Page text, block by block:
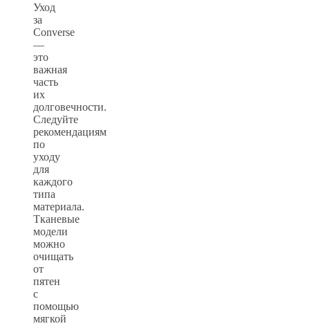
Уход
за
Converse
—
это
важная
часть
их
долговечности.
Следуйте
рекомендациям
по
уходу
для
каждого
типа
материала.
Тканевые
модели
можно
очищать
от
пятен
с
помощью
мягкой